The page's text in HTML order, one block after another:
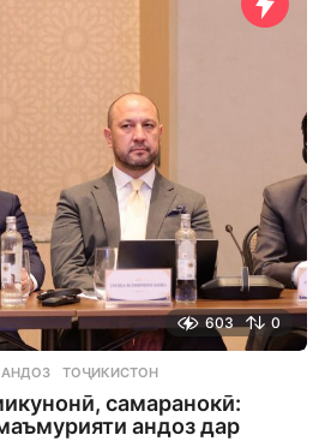
603 0
АНДОЗ ,ТОҶИКИСТОН
самаранокӣ:
андоз дар